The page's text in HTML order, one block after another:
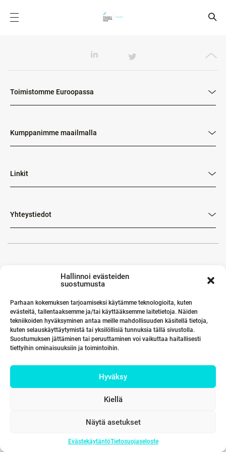
Hallinnoi evästeiden
suostumusta
Parhaan kokemuksen tarjoamiseksi käytämme teknologioita, kuten
evästeitä, tallentaaksemme ja/tai käyttääksemme laitetietoja. Näiden
tekniikoiden hyväksyminen antaa meille mahdollisuuden käsitellä tietoja,
kuten selauskäyttäytymistä tai yksilöllisiä tunnuksia tällä sivustolla.
Suostumuksen jättäminen tai peruuttaminen voi vaikuttaa haitallisesti
tiettyihin ominaisuuksiin ja toimintoihin.
Hyväksy
Kiellä
Näytä asetukset
EvästekäytäntöTietosuojaseloste
Toimistomme Euroopassa
Kumppanimme maailmalla
Linkit
Yhteystiedot